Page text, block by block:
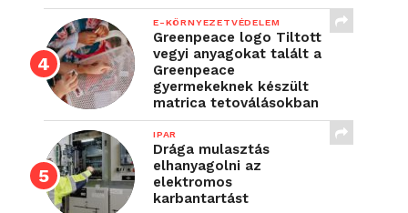
E-KÖRNYEZETVÉDELEM
Greenpeace logo Tiltott
vegyi anyagokat talált a
Greenpeace
gyermekeknek készült
matrica tetoválásokban
IPAR
Drága mulasztás
elhanyagolni az
elektromos
karbantartást